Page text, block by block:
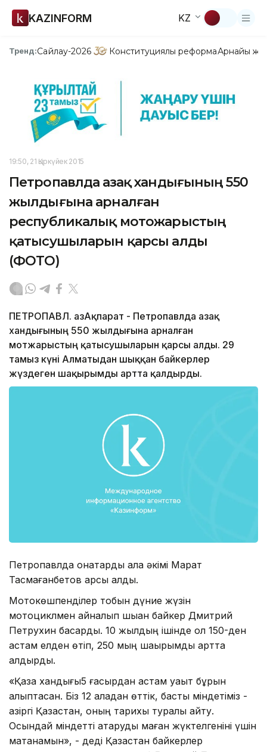
KAZINFORM KZ
Тренд:Сайлау-2026 Конституциялық реформаАрнайы
19:50, 21 Қыркүйек 2015
Петропавлда Қазақ хандығының 550
жылдығына арналған
республикалық мотожарыстың
қатысушыларын қарсы алды
(ФОТО)
ПЕТРОПАВЛ. ҚазАқпарат - Петропавлда Қазақ
хандығының 550 жылдығына арналған
мотжарыстың қатысушыларын қарсы алды. 29
тамыз күні Алматыдан шыққан байкерлер
жүздеген шақырымды артта қалдырды.
Петропавлда қонақтарды қала әкімі Марат
Тасмағанбетов қарсы алды.
Мотокөшпенділер тобын дүние жүзін
мотоциклмен айналып шыққан байкер Дмитрий
Петрухин басқарды. 10 жылдың ішінде ол 150-ден
астам елден өтіп, 250 мың шақырымды артта
қалдырды.
«Қазақ хандығы5 ғасырдан астам уақыт бұрын
қалыптасқан. Біз 12 қаладан өттік, басты міндетіміз -
қазіргі Қазақстан, оның тарихы туралы айту.
Осындай міндетті атқаруды маған жүктелгеніні үшін
мақтанамын», - деді Қазақстан байкерлер